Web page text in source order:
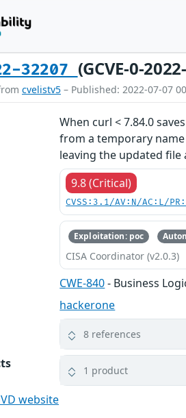
32207 (GCVE-0-
cvelistv5 – Published: 2022-07-07
When curl < 7.84.0
from a temporary
leaving the updated file
9.8 (Critical)
CVSS:3.1/AV:N/AC:L/
Exploitation: poc
CISA Coordinator (v2.0.3)
CWE-840- Business
hackerone
8 references
1 product
website